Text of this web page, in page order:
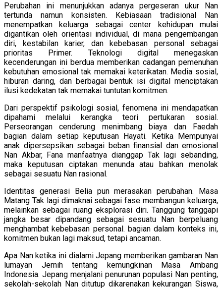
Perubahan ini menunjukkan adanya pergeseran ukur Nan
tertunda namun konsisten. Kebiasaan tradisional Nan
menempatkan keluarga sebagai center kehidupan mulai
digantikan oleh orientasi individual, di mana pengembangan
diri, kestabilan karier, dan kebebasan personal sebagai
prioritas Primer. Teknologi digital menegaskan
kecenderungan ini berdua memberikan cadangan pemenuhan
kebutuhan emosional tak memakai keterikatan. Media sosial,
hiburan daring, dan berbagai bentuk isi digital menciptakan
ilusi kedekatan tak memakai tuntutan komitmen.
Dari perspektif psikologi sosial, fenomena ini mendapatkan
dipahami melalui kerangka teori pertukaran sosial.
Perseorangan cenderung menimbang biaya dan Faedah
bagian dalam setiap keputusan Hayati. Ketika Mempunyai
anak dipersepsikan sebagai beban finansial dan emosional
Nan Akbar, Fana manfaatnya dianggap Tak lagi sebanding,
maka keputusan ciptakan menunda atau bahkan menolak
sebagai sesuatu Nan rasional.
Identitas generasi Belia pun merasakan perubahan. Masa
Matang Tak lagi dimaknai sebagai fase membangun keluarga,
melainkan sebagai ruang eksplorasi diri. Tanggung tanggapi
jangka besar dipandang sebagai sesuatu Nan berpeluang
menghambat kebebasan personal. bagian dalam konteks ini,
komitmen bukan lagi maksud, tetapi ancaman.
Apa Nan ketika ini dialami Jepang memberikan gambaran Nan
lumayan Jernih tentang kemungkinan Masa Ambang
Indonesia. Jepang menjalani penurunan populasi Nan penting,
sekolah-sekolah Nan ditutup dikarenakan kekurangan Siswa,